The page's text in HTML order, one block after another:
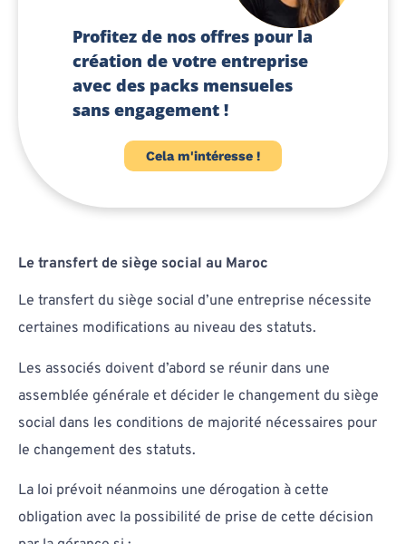
Profitez de nos offres pour la
création de votre entreprise
avec des packs mensueles
sans engagement !
Cela m'intéresse !
Le transfert de siège social au Maroc
Le transfert du siège social d’une entreprise nécessite
certaines modifications au niveau des statuts.
Les associés doivent d’abord se réunir dans une
assemblée générale et décider le changement du siège
social dans les conditions de majorité nécessaires pour
le changement des statuts.
La loi prévoit néanmoins une dérogation à cette
obligation avec la possibilité de prise de cette décision